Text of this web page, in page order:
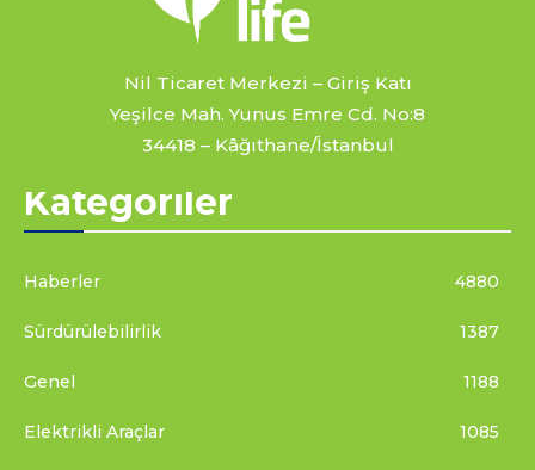
Nil Ticaret Merkezi – Giriş Katı
Yeşilce Mah. Yunus Emre Cd. No:8
34418 – Kâğıthane/İstanbul
Kategoriler
Haberler 4880
Sürdürülebilirlik 1387
Genel 1188
Elektrikli Araçlar 1085